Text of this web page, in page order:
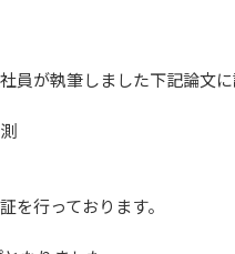
が執筆しました下記論文に
を行っております。